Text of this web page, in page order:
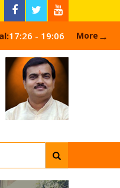
17:26 - 19:06 More →